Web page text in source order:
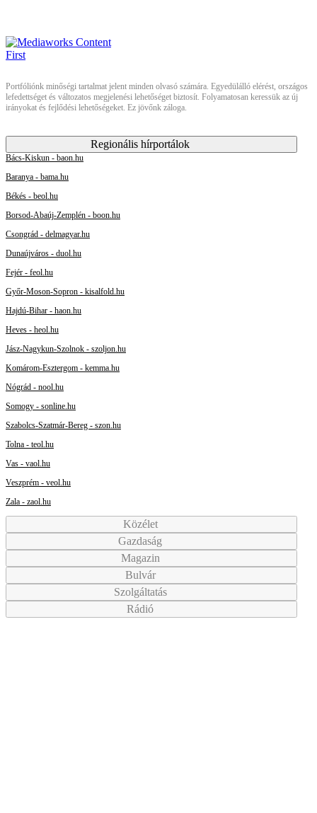
Portfóliónk minőségi tartalmat jelent minden olvasó számára. Egyedülálló elérést, országos
lefedettséget és változatos megjelenési lehetőséget biztosít. Folyamatosan keressük az új
irányokat és fejlődési lehetőségeket. Ez jövőnk záloga.
Regionális hírportálok
Bács-Kiskun - baon.hu
Baranya - bama.hu
Békés - beol.hu
Borsod-Abaúj-Zemplén - boon.hu
Csongrád - delmagyar.hu
Dunaújváros - duol.hu
Fejér - feol.hu
Győr-Moson-Sopron - kisalfold.hu
Hajdú-Bihar - haon.hu
Heves - heol.hu
Jász-Nagykun-Szolnok - szoljon.hu
Komárom-Esztergom - kemma.hu
Nógrád - nool.hu
Somogy - sonline.hu
Szabolcs-Szatmár-Bereg - szon.hu
Tolna - teol.hu
Vas - vaol.hu
Veszprém - veol.hu
Zala - zaol.hu
Közélet
Gazdaság
Magazin
Bulvár
Szolgáltatás
Rádió